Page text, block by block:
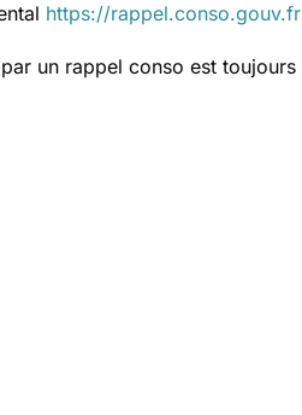
https://rappel.conso.gouv.fr
un rappel conso est toujours